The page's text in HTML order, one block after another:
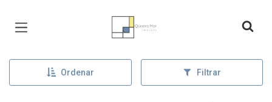
Página inicial
Ordenar Filtrar